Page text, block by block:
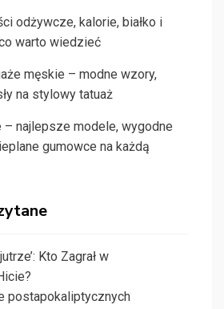
odżywcze, kalorie, białko i
warto wiedzieć
męskie – modne wzory,
na stylowy tatuaż
– najlepsze modele, wygodne
gumowce na każdą
Kto Zagrał w
postapokaliptycznych